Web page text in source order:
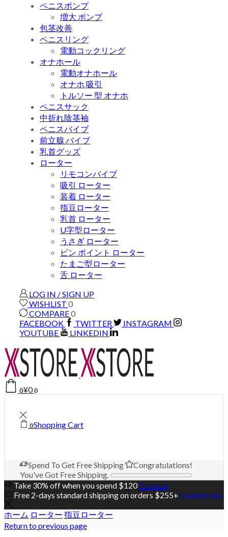
ペニスポンプ
増大 ポンプ
包茎改善
ペニスリング
電動コックリング
オナホール
電動オナホール
オナホ 吸引
トルソー 型 オナホ
ペニスサック
中折れ陰茎袖
ペニスバイブ
前立腺 バイブ
乳首グッズ
ローター
リモコンバイブ
吸引 ローター
装着 ローター
指豆ローター
乳首 ローター
U字型ローター
うさぎ ローター
ピン ポイント ローター
たまご型ローター
舌 ローター
LOG IN / SIGN UP
WISHLIST 0
COMPARE0
FACEBOOK
TWITTER
INSTAGRAM
YOUTUBE
LINKEDIN
0¥0 0
0Shopping Cart
Spend To Get Free Shipping
Congratulations!
You've Got Free Shipping.
Take 30% off when you spend $120Go shop
Free 2-days standard shipping on orders $255+ Custom link
ホーム ローター 指豆ローター
Return to previous page